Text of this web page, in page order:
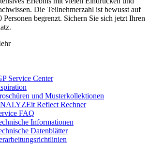
Die Teilnehmerzahl ist bewusst auf
Personen begrenzt. Sichern Sie sich jetzt Ihren
Service Center
und Musterkollektionen
Reflect Rechner
FAQ
Informationen
Datenblätter